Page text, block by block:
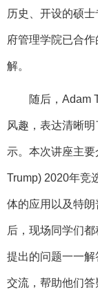
历史、开设的硕
府管理学院已合作
解。
随后， Adam
风趣，表达清晰
示。 本次讲座主
Trump) 2020年竞
体的应用以及特
后，现场同学们
提出的问题一一
交流，帮助他们